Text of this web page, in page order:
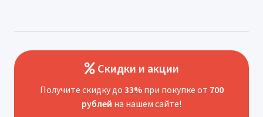
Скидки и акции
Получите скидку до 33%при покупке от 700
рублей на нашем сайте!